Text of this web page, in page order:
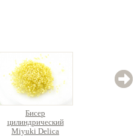
Бисер
цилиндрический
Miyuki Delica